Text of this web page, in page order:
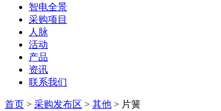
智电全景
采购项目
人脉
活动
产品
资讯
联系我们
首页 > 采购发布区 > 其他 > 片簧